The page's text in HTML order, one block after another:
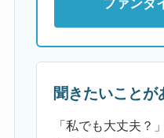
ファンダ
聞きたいことが
「私でも大丈夫？